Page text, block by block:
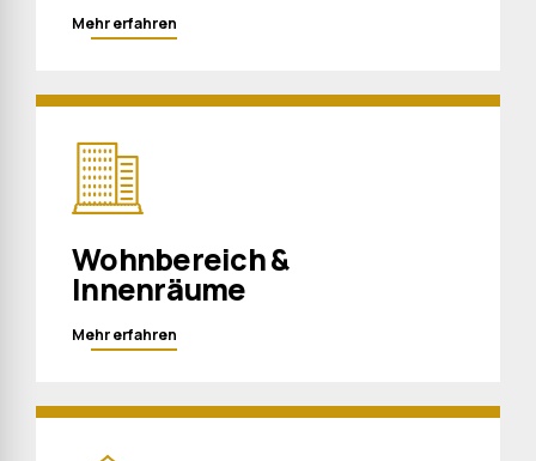
Mehr erfahren
Wohnbereich &
Innenräume
Mehr erfahren